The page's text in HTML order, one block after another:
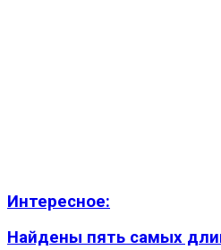
Интересное:
Найдены пять самых